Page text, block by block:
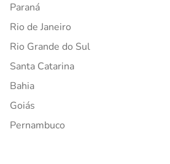
Paraná
Rio de Janeiro
Rio Grande do Sul
Santa Catarina
Bahia
Goiás
Pernambuco